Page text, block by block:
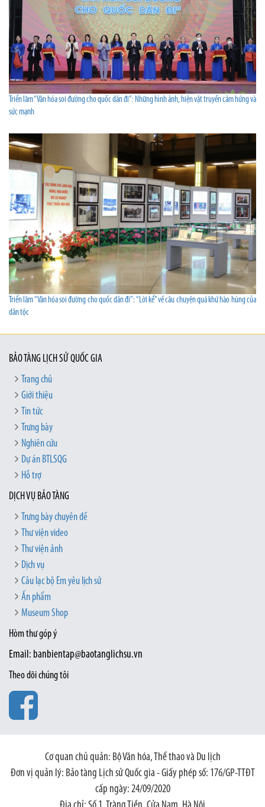
Triển lãm “Văn hóa soi đường cho quốc dân đi”: Những hình ảnh, hiện vật truyền cảm hứng và
sức mạnh
Triển lãm “Văn hóa soi đường cho quốc dân đi”: “Lời kể” về câu chuyện quá khứ hào hùng của
dân tộc
BẢO TÀNG LỊCH SỬ QUỐC GIA
Trang chủ
Giới thiệu
Tin tức
Trưng bày
Nghiên cứu
Dự án BTLSQG
Hỗ trợ
DỊCH VỤ BẢO TÀNG
Trưng bày chuyên đề
Thư viện video
Thư viện ảnh
Dịch vụ
Câu lạc bộ Em yêu lịch sử
Ấn phẩm
Museum Shop
Hòm thư góp ý
Email: banbientap@baotanglichsu.vn
Theo dõi chúng tôi
Cơ quan chủ quản: Bộ Văn hóa, Thể thao và Du lịch
Đơn vị quản lý: Bảo tàng Lịch sử Quốc gia - Giấy phép số: 176/GP-TTĐT
cấp ngày: 24/09/2020